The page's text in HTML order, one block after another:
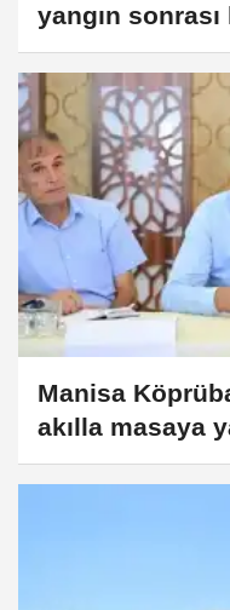
yangın
Manisa
akılla masaya